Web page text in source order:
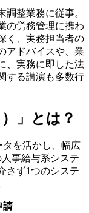
整業務に従事。
の労務管理に携わ
く、実務担当者の
アドバイスや、業
、実務に即した法
する講演も多数行
」とは？
を活かし、幅広
事給与系システ
さず1つのシステ
請